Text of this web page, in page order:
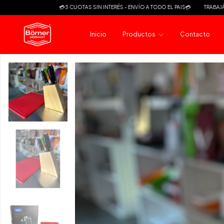
💳3 CUOTAS SIN INTERÉS - ENVÍO A TODO EL PAIS💳 TRABAJÁ CON
Inicio Productos Contacto